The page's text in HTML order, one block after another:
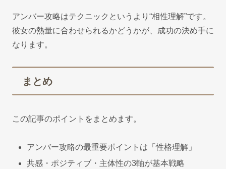
アンバー攻略はテクニックというより“相性理解”です。
彼女の熱量に合わせられるかどうかが、成功の決め手に
なります。
まとめ
この記事のポイントをまとめます。
アンバー攻略の最重要ポイントは「性格理解」
共感・ポジティブ・主体性の3軸が基本戦略